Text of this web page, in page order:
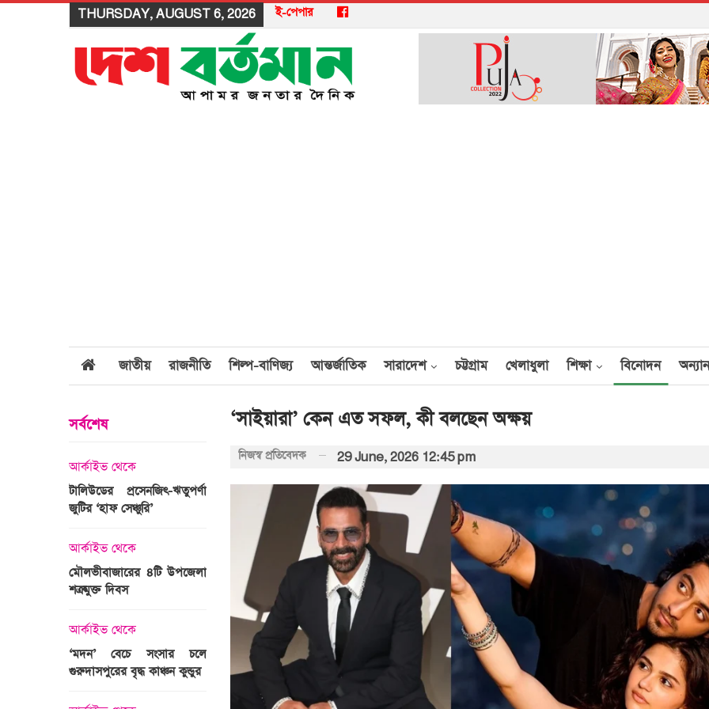
THURSDAY, AUGUST 6, 2026 ই-পেপার
জাতীয় রাজনীতি শিল্প-বাণিজ্য আন্তর্জাতিক সারাদেশ চট্টগ্রাম খেলাধুলা শিক্ষা বিনোদন
‘সাইয়ারা’ কেন এত সফল, কী বলছেন অক্ষয়
নিজস্ব প্রতিবেদক 29 June, 2026 12:45 pm
সর্বশেষ
আর্কাইভ থেকে
টালিউডের প্রসেনজিৎ-ঋতুপর্ণা
জুটির ‘হাফ সেঞ্চুরি’
আর্কাইভ থেকে
মৌলভীবাজারের ৪টি উপজেলা
শত্রুমুক্ত দিবস
আর্কাইভ থেকে
‘মদন’ বেচে সংসার চলে
গুরুদাসপুরের বৃদ্ধ কাঞ্চন কুন্ডুর
শ্রীগোবিন্দপুর চা বাগানের লেক
প্রকৃতির পরিপূর্ণ রূপ
আর্কাইভ থেকে
গোপালপুরে অদম্য মেধাবী
প্রতিবন্ধী সামি
আন্তর্জাতিক
এশিয়ার শীর্ষ ১০০
বিশ্ববিদ্যালয়ের তালিকায় স্থান
পায়নি বাংলাদেশের একটিও
আন্তর্জাতিক
এক দিনে ৪০ হিজবুল্লাহ
যোদ্ধাকে হত্যার দাবি
ইসরায়েলের
আর্কাইভ থেকে
অন্তর্বর্তী সরকারের সময়ের
অধ্যাদেশ সংসদে উপস্থাপন
করা হবে
প্রধানমন্ত্রীর সঙ্গে সৌদি